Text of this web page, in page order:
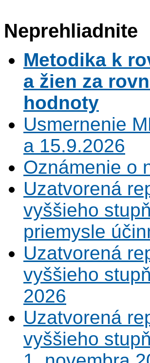
Neprehliadnite
Metodika k
a žien za
hodnoty
Usmernenie
a 15.9.2026
Oznámenie o
Uzatvorená
vyššieho
priemysle
Uzatvorená
vyššieho
2026
Uzatvorená
vyššieho